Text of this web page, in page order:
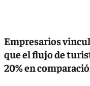
Empresarios
que el flujo de
20% en